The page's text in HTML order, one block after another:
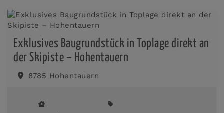
Exklusives Baugrundstück in Toplage direkt an
der Skipiste – Hohentauern
8785 Hohentauern